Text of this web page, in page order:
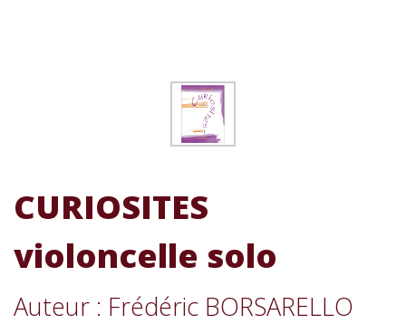
CURIOSITES
violoncelle solo
Auteur : Frédéric BORSARELLO